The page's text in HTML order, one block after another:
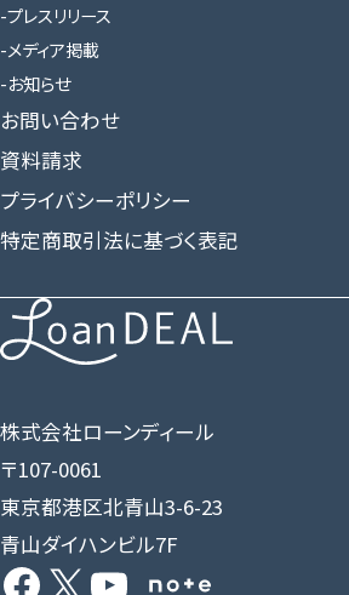
株式会社ローンディール
〒107-0061
東京都港区北青山3-6-23
青山ダイハンビル7F
プレスリリース
メディア掲載
お知らせ
お問い合わせ
資料請求
プライバシーポリシー
特定商取引法に基づく表記